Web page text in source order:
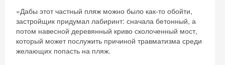
«Дабы этот частный пляж можно было как-то обойти,
застройщик придумал лабиринт: сначала бетонный, а
потом навесной деревянный криво сколоченный мост,
который может послужить причиной травматизма среди
желающих попасть на пляж.